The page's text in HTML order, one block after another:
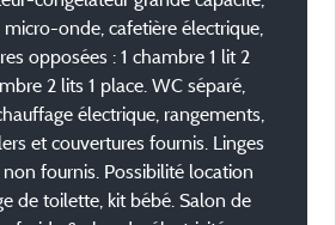
onde, cafetière électrique,
opposées : 1 chambre 1 lit 2
2 lits 1 place. WC séparé,
électrique, rangements,
et couvertures fournis. Linges
fournis. Possibilité location
de toilette, kit bébé. Salon de